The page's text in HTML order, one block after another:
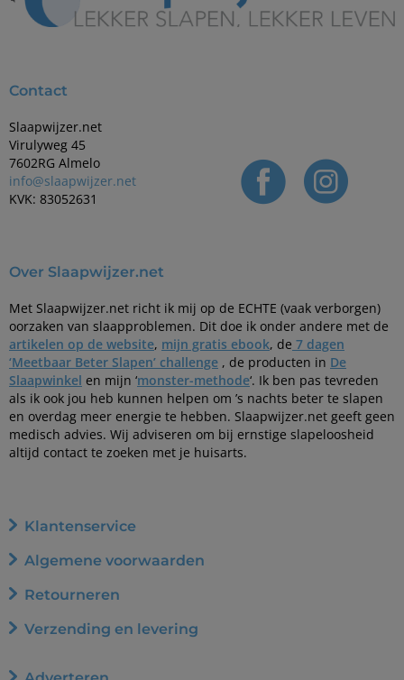
Contact
Slaapwijzer.net
Virulyweg 45
7602RG Almelo
info@slaapwijzer.net
KVK: 83052631
Over Slaapwijzer.net
Met Slaapwijzer.net richt ik mij op de ECHTE (vaak verborgen)
oorzaken van slaapproblemen. Dit doe ik onder andere met de
artikelen op de website, mijn gratis ebook, de 7 dagen
‘Meetbaar Beter Slapen’ challenge , de producten in De
Slaapwinkel en mijn ‘monster-methode‘. Ik ben pas tevreden
als ik ook jou heb kunnen helpen om ’s nachts beter te slapen
en overdag meer energie te hebben. Slaapwijzer.net geeft geen
medisch advies. Wij adviseren om bij ernstige slapeloosheid
altijd contact te zoeken met je huisarts.
Klantenservice
Algemene voorwaarden
Retourneren
Verzending en levering